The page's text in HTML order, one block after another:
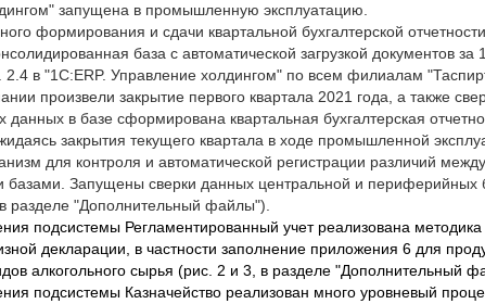
запущена в промышленную эксплуатацию.
формирования и сдачи квартальной бухгалтерской
база с автоматической загрузкой документов за
2.4 в "1С:ERP. Управление холдингом" по всем филиалам
произвели закрытие первого квартала 2021 года, а также
данных в базе сформирована квартальная бухгалтерская
закрытия текущего квартала в ходе промышленной
для контроля и автоматической регистрации различий
Запущены сверки данных центральной и периферийных
разделе "Дополнительный файлы").
подсистемы Регламентированный учет реализована методика
декларации, в частности заполнение приложения 6 для
алкогольного сырья (рис. 2 и 3, в разделе "Дополнительный
подсистемы Казначейство реализован много уровневый